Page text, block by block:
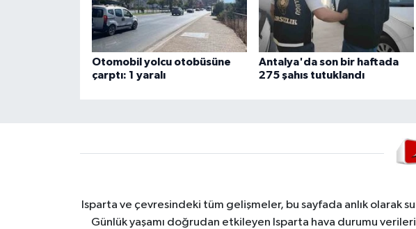
Otomobil yolcu otobüsüne
çarptı: 1 yaralı
Antalya'da son bir haftada
275 şahıs tutuklandı
Isparta ve çevresindeki tüm gelişmeler, bu sayfada anlık olarak
Günlük yaşamı doğrudan etkileyen Isparta hava durumu